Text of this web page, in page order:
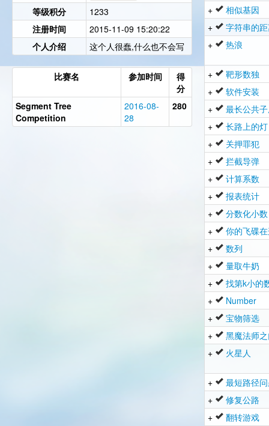
等级积分
1233
注册时间
2015-11-09 15:20:22
个人介绍
这个人很蠢,什么也不会写
比赛名 参加时间
得
分
Segment Tree
Competition
2016-08-
28
280
+
相似基因
+
字符串的
+
热浪
+
靶形数独
+
软件安装
+
最长公共
+
长路上的灯
+
关押罪犯
+
拦截导弹
+
计算系数
+
报表统计
+
分数化小数
+
你的飞碟
+
数列
+
量取牛奶
+
找第k小的
+
Number
+
宝物筛选
+
黑魔法师
+
火星人
+
最短路径
+
修复公路
+
翻转游戏